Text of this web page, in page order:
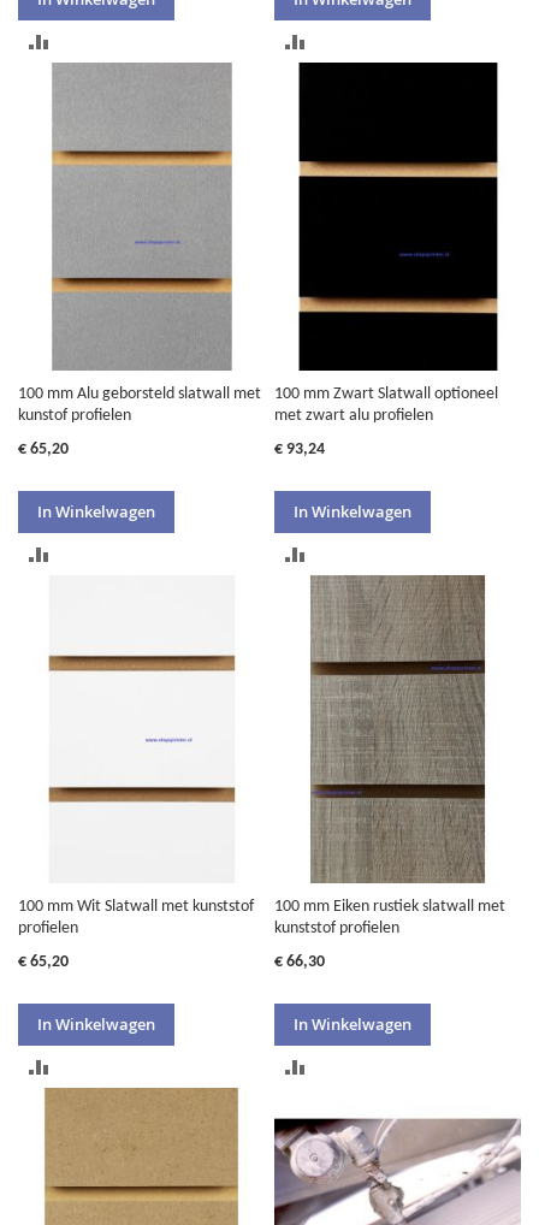
VERGELIJKEN VERGELIJKEN
100 mm Alu geborsteld slatwall met
kunstof profielen
€ 65,20
In Winkelwagen
100 mm Zwart Slatwall optioneel
met zwart alu profielen
€ 93,24
In Winkelwagen
OM
VERGELIJKEN
100 mm Wit Slatwall met kunststof
profielen
€ 65,20
In Winkelwagen
VERGELIJKEN
100 mm Eiken rustiek slatwall met
kunststof profielen
€ 66,30
In Winkelwagen
TE
VERGELIJKEN